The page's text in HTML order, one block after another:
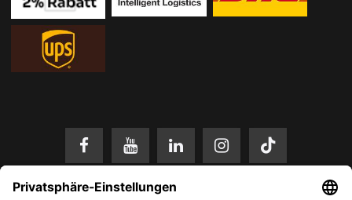
* Alle Preise in EUR inkl. gesetzl. Mehrwertsteuer zzgl. Versandkosten.